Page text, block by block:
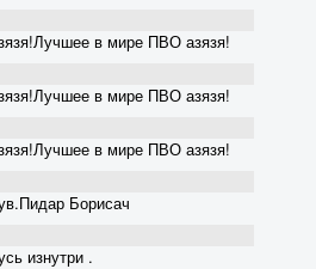
в мире ПВО азязя!
в мире ПВО азязя!
в мире ПВО азязя!
Борисач
изнутри .